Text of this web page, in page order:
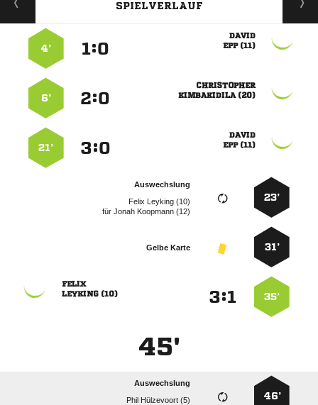
SPIELVERLAUF

 
:
4’

 
:
6’

 
:
21’
23’
Auswechslung
  
für  
31’
Gelbe Karte
35’
:

 
45'
46’
Auswechslung
  